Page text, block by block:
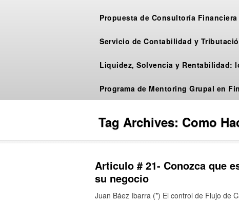
Propuesta de Consultoría Financiera
Servicio de Contabilidad y
Liquidez, Solvencia y Rentabilidad:
Programa de Mentoring Grupal en
Tag Archives: Como
Articulo # 21- Conozca que
su negocio
Juan Báez Ibarra (*) El control de Flujo de